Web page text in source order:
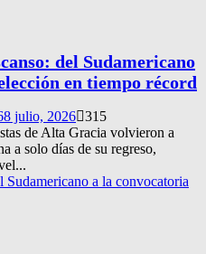
del Sudamericano
en tiempo récord
8 julio, 2026 315
de Alta Gracia volvieron a
a solo días de su regreso,
Sudamericano a la convocatoria